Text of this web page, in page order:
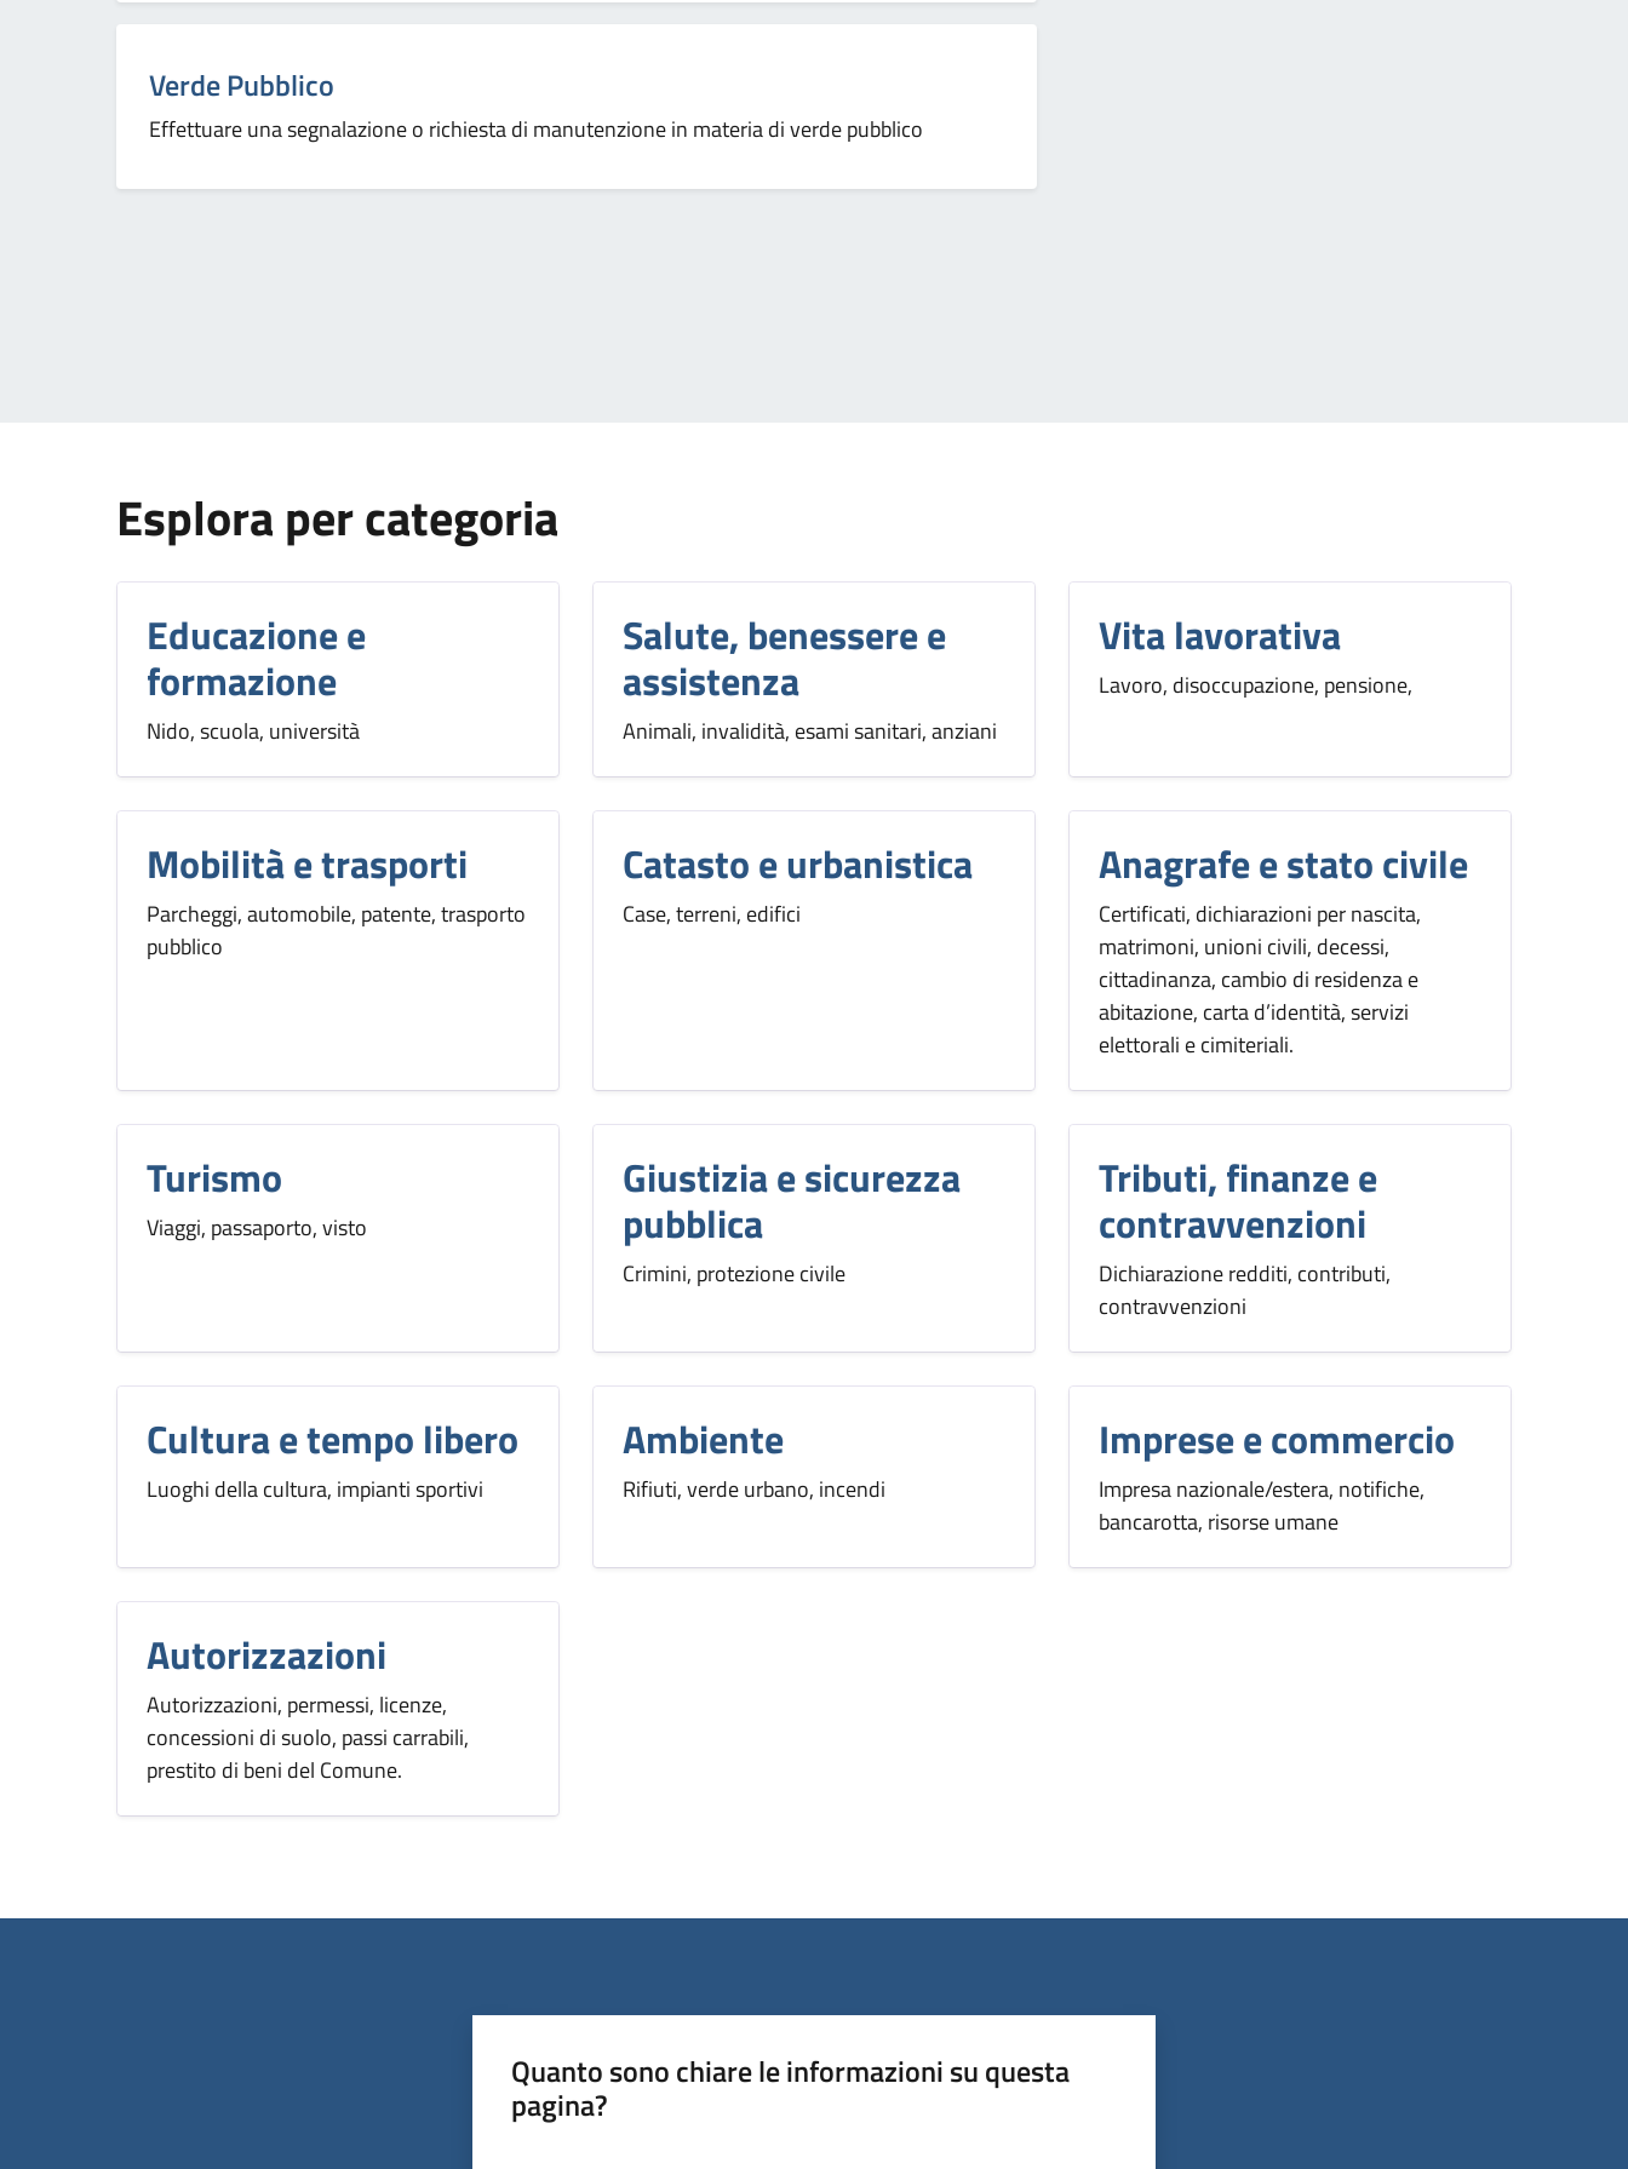
Categoria:
Verde Pubblico
Effettuare una segnalazione o richiesta di manutenzione in materia di verde pubblico
Esplora per categoria
Educazione e
formazione
Nido, scuola, università
Salute, benessere e
assistenza
Animali, invalidità, esami sanitari, anziani
Vita lavorativa
Lavoro, disoccupazione, pensione,
Mobilità e trasporti
Parcheggi, automobile, patente, trasporto
pubblico
Catasto e urbanistica
Case, terreni, edifici
Anagrafe e stato civile
Certificati, dichiarazioni per nascita,
matrimoni, unioni civili, decessi,
cittadinanza, cambio di residenza e
abitazione, carta d’identità, servizi
elettorali e cimiteriali.
Turismo
Viaggi, passaporto, visto
Giustizia e sicurezza
pubblica
Crimini, protezione civile
Tributi, finanze e
contravvenzioni
Dichiarazione redditi, contributi,
contravvenzioni
Cultura e tempo libero
Luoghi della cultura, impianti sportivi
Ambiente
Rifiuti, verde urbano, incendi
Imprese e commercio
Impresa nazionale/estera, notifiche,
bancarotta, risorse umane
Autorizzazioni
Autorizzazioni, permessi, licenze,
concessioni di suolo, passi carrabili,
prestito di beni del Comune.
Quanto sono chiare le informazioni su questa
pagina?